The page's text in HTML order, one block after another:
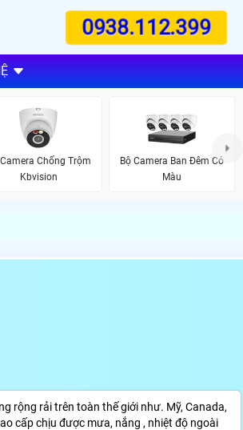
0938.112.399
Camera Chống Trộm
Kbvision
Bộ Camera Ban Đêm Có
Màu
rộng rải trên toàn thế giới như. Mỹ, Canada,
cấp chịu được mưa, nắng , nhiệt độ ngoài